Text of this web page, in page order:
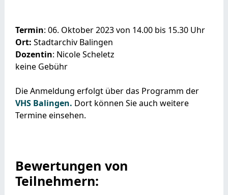
Termin: 06. Oktober 2023 von 14.00 bis 15.30 Uhr
Ort: Stadtarchiv Balingen
Dozentin: Nicole Scheletz
keine Gebühr
Die Anmeldung erfolgt über das Programm der
VHS Balingen. Dort können Sie auch weitere
Termine einsehen.
Bewertungen von
Teilnehmern: